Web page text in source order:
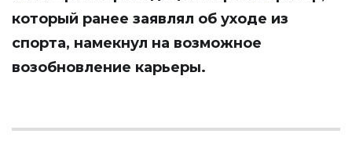
который ранее заявлял об уходе из
спорта, намекнул на возможное
возобновление карьеры.